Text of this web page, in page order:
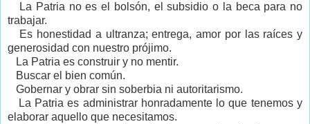
La Patria no es el bolsón, el subsidio o la beca para no
trabajar.
Es honestidad a ultranza; entrega, amor por las raíces y
generosidad con nuestro prójimo.
La Patria es construir y no mentir.
Buscar el bien común.
Gobernar y obrar sin soberbia ni autoritarismo.
La Patria es administrar honradamente lo que tenemos y
elaborar aquello que necesitamos.